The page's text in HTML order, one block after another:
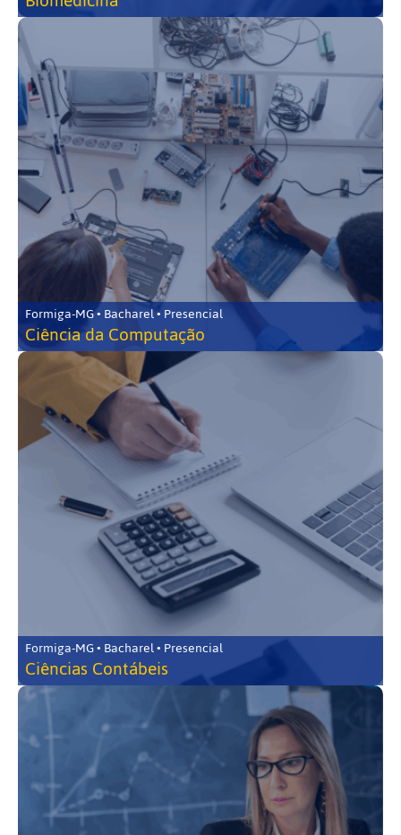
Formiga-MG • Bacharel • Presencial
Ciência da Computação
Formiga-MG • Bacharel • Presencial
Ciências Contábeis